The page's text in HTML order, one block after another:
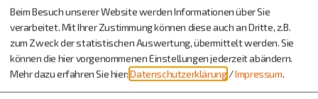
Absenden
*) Pflichtfeld
Eine Kopie dieser E-Mail wird an Ihre Adresse verschickt.
Beim Besuch unserer Website werden Informationen über Sie
verarbeitet. Mit Ihrer Zustimmung können diese auch an Dritte, z.B.
zum Zweck der statistischen Auswertung, übermittelt werden. Sie
können die hier vorgenommenen Einstellungen jederzeit abändern.
Mehr dazu erfahren Sie hier:Datenschutzerklärung /Impressum.